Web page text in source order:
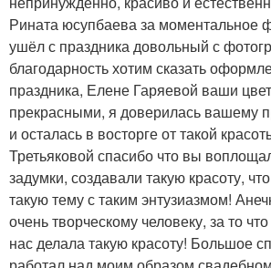
Рината юсупбаева за моментальное
ушёл с праздника довольный с
благодарность хотим сказать
праздника, Елене Гаряевой ваши
прекрасными, я доверилась вашему
и осталась в восторге от такой
Третьяковой спасибо что вы
задумки, создавали такую красоту,
такую тему с таким энтузиазмом!
очень творческому человеку, за то
нас делала такую красоту! Большое